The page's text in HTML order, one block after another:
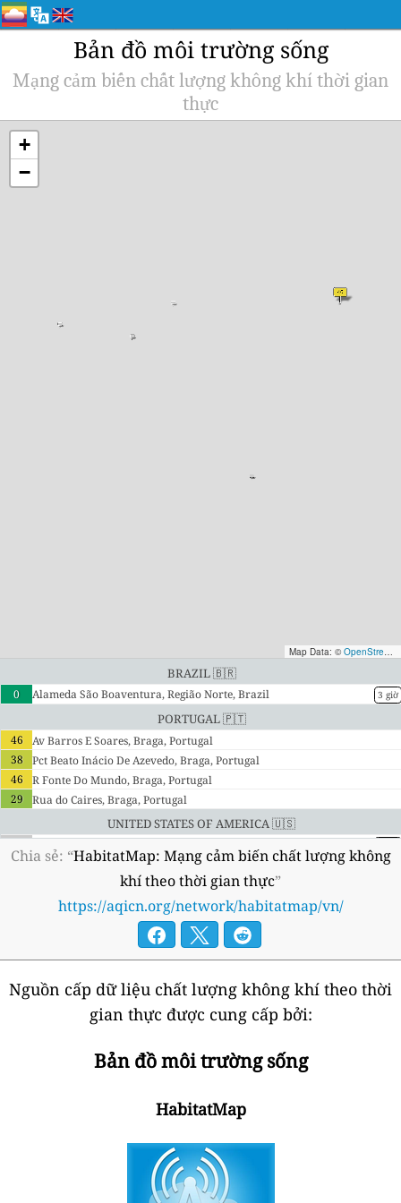
Bản đồ môi trường sống
Mạng cảm biến chất lượng không khí thời gian
thực
+
−
Map Data: © OpenStreetMap contributors
Brazil 🇧🇷
0 3 giờ
Alameda São Boaventura, Região Norte, Brazil
Portugal 🇵🇹
46
Av Barros E Soares, Braga, Portugal
38
Pct Beato Inácio De Azevedo, Braga, Portugal
46
R Fonte Do Mundo, Braga, Portugal
29
Rua do Caires, Braga, Portugal
United States of America 🇺🇸
--
5 giờ
Dumaine Street, New Orleans, United States of America
Pauger Street, New Orleans, United States of America
Saint Marks Avenue, New York, United States of America
South Michael Avenue, Los Angeles, United States of America
Sutphin Boulevard, New York, United States of America
Chia sẻ: “HabitatMap: Mạng cảm biến chất lượng không
khí theo thời gian thực”
https://aqicn.org/network/habitatmap/vn/
Nguồn cấp dữ liệu chất lượng không khí theo thời
gian thực được cung cấp bởi:
Bản đồ môi trường sống
HabitatMap